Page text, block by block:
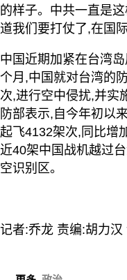
的样子。中共一直是
道我们要打仗了,在国
中国近期加紧在台湾
个月,中国就对台湾的
次,进行空中侵扰,并实
防部表示,自今年初以
起飞4132架次,同比增
近40架中国战机越过
空识别区。
记者:乔龙 责编:胡力汉